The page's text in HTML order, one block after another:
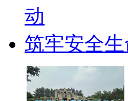
动
筑牢安全